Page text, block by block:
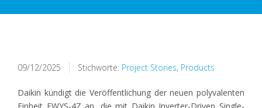
09/12/2025 Stichworte: Project Stories, Products
Daikin kündigt die Veröffentlichung der neuen polyvalenten